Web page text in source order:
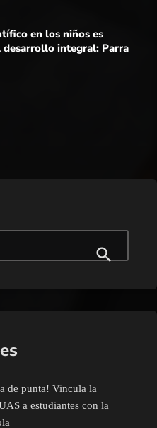
en los niños es
integral: Parra
de punta! Vincula la
a estudiantes con la